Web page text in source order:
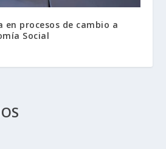
procesos de cambio a
Social